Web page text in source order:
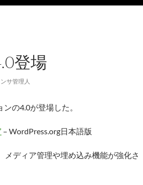
登場
サ管理人
の4.0が登場した。
– WordPress.org日本語版
メディア管理や埋め込み機能が強化さ